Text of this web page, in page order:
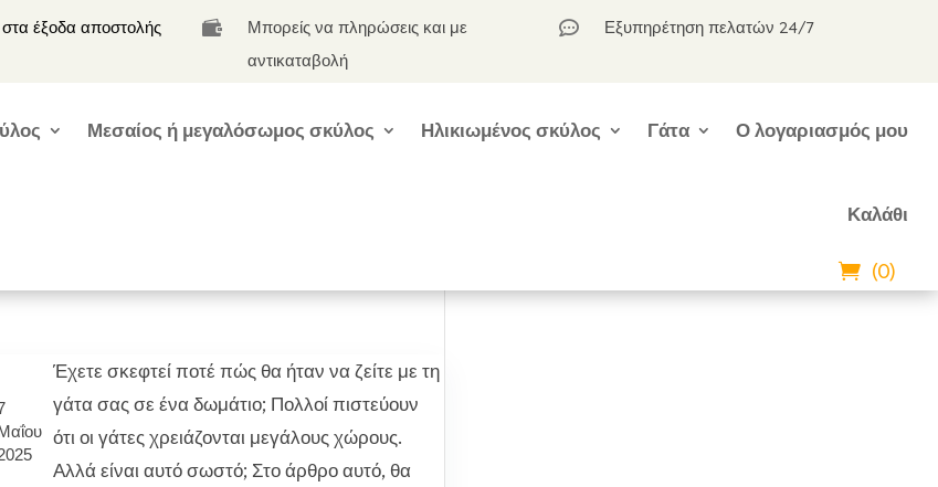
έξοδα αποστολής 
Μπορείς να πληρώσεις και με
αντικαταβολή
 Εξυπηρέτηση πελατών 24/7
Μεσαίος ή μεγαλόσωμος σκύλος Ηλικιωμένος σκύλος Γάτα Ο λογαριασμός μου
Καλάθι
(0)
Έχετε σκεφτεί ποτέ πώς θα ήταν να ζείτε με τη
γάτα σας σε ένα δωμάτιο; Πολλοί πιστεύουν
ότι οι γάτες χρειάζονται μεγάλους χώρους.
Αλλά είναι αυτό σωστό; Στο άρθρο αυτό, θα